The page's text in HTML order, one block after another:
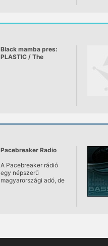
Black mamba pres:
PLASTIC / The
Pacebreaker Radio
A Pacebreaker rádió
egy népszerű
magyarországi adó, de